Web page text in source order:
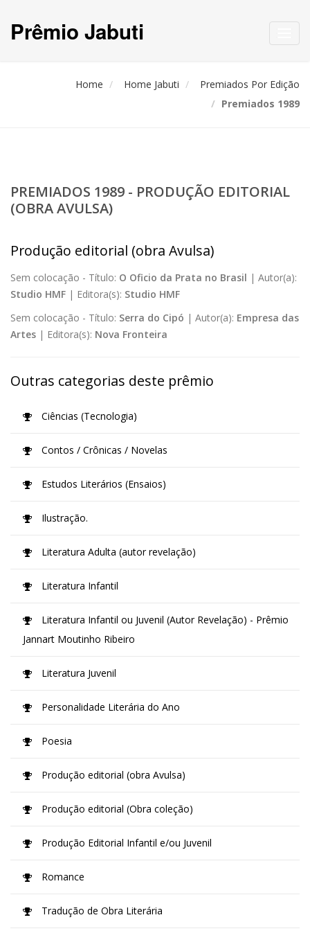
Prêmio Jabuti
Home Home Jabuti
Premiados Por Edição
Premiados 1989
PREMIADOS 1989 - PRODUÇÃO EDITORIAL
(OBRA AVULSA)
Produção editorial (obra Avulsa)
Sem colocação - Título: O Oficio da Prata no Brasil | Autor(a):
Studio HMF | Editora(s): Studio HMF
Sem colocação - Título: Serra do Cipó | Autor(a): Empresa das
Artes | Editora(s): Nova Fronteira
Outras categorias deste prêmio
Ciências (Tecnologia)
Contos / Crônicas / Novelas
Estudos Literários (Ensaios)
Ilustração.
Literatura Adulta (autor revelação)
Literatura Infantil
Literatura Infantil ou Juvenil (Autor Revelação) - Prêmio
Jannart Moutinho Ribeiro
Literatura Juvenil
Personalidade Literária do Ano
Poesia
Produção editorial (obra Avulsa)
Produção editorial (Obra coleção)
Produção Editorial Infantil e/ou Juvenil
Romance
Tradução de Obra Literária